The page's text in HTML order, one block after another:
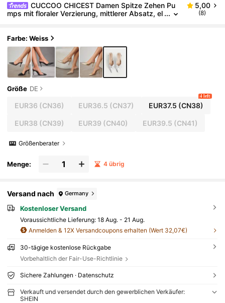
CUCCOO CHICEST Damen Spitze Zehen Pu
mps mit floraler Verzierung, mittlerer Absatz, el
s, Partys, Neujahr, Frühlingsfest
5,00
(8)
Farbe: Weiss
Größe DE
EUR36 (CN36) EUR36.5 (CN37) EUR37.5 (CN38)
4 left
EUR38 (CN39) EUR39 (CN40) EUR39.5 (CN41)
Größenberater
Menge: 4 übrig
Versand nach Germany
Kostenloser Versand
Voraussichtliche Lieferung: 18 Aug. - 21 Aug.
Anmelden & 12X Versandcoupons erhalten (Wert 32,07€)
30-tägige kostenlose Rückgabe
Vorbehaltlich der Fair-Use-Richtlinie
Sichere Zahlungen · Datenschutz
Verkauft und versendet durch den gewerblichen Verkäufer:
SHEIN